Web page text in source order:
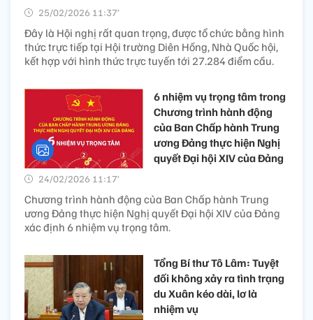
25/02/2026 11:37’
Đây là Hội nghị rất quan trọng, được tổ chức bằng hình
thức trực tiếp tại Hội trường Diên Hồng, Nhà Quốc hội,
kết hợp với hình thức trực tuyến tới 27.284 điểm cầu.
6 nhiệm vụ trọng tâm trong
Chương trình hành động
của Ban Chấp hành Trung
ương Đảng thực hiện Nghị
quyết Đại hội XIV của Đảng
24/02/2026 11:17’
Chương trình hành động của Ban Chấp hành Trung
ương Đảng thực hiện Nghị quyết Đại hội XIV của Đảng
xác định 6 nhiệm vụ trọng tâm.
Tổng Bí thư Tô Lâm: Tuyệt
đối không xảy ra tình trạng
du Xuân kéo dài, lơ là
nhiệm vụ